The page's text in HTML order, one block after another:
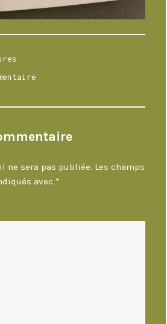
ne sera pas publiée. Les champs
avec *